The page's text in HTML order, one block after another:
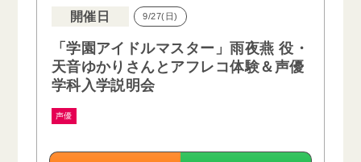
開催日
9/27(日)
「学園アイドルマスター」雨夜燕 役・
天音ゆかりさんとアフレコ体験＆声優
学科入学説明会
声優